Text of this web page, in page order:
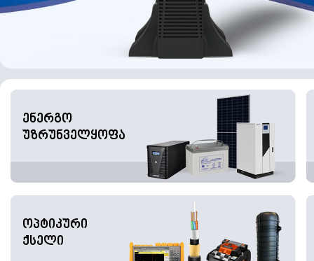
ენერგო
უზრუნველყოფა
ოპტიკური
ქსელი